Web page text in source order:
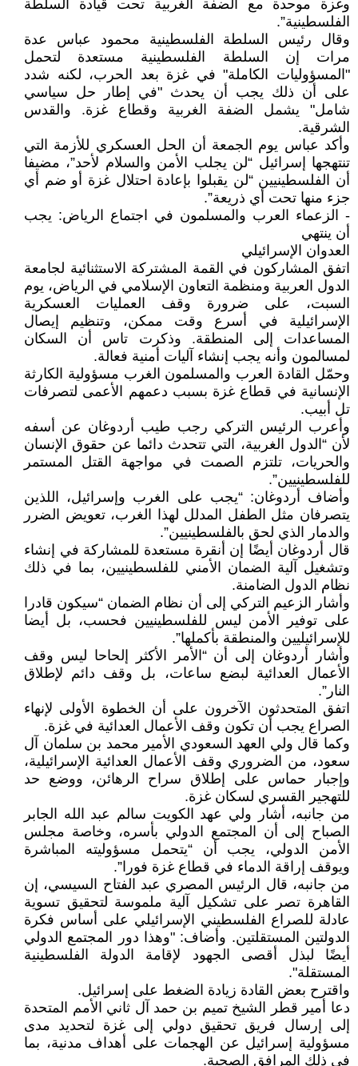
وغزة موحدة مع الضفة الغربية تحت قيادة السلطة
الفلسطينية”.
وقال رئيس السلطة الفلسطينية محمود عباس عدة
مرات إن السلطة الفلسطينية مستعدة لتحمل
"المسؤوليات الكاملة" في غزة بعد الحرب، لكنه شدد
على أن ذلك يجب أن يحدث "في إطار حل سياسي
شامل" يشمل الضفة الغربية وقطاع غزة. والقدس
الشرقية.
وأكد عباس يوم الجمعة أن الحل العسكري للأزمة التي
تنتهجها إسرائيل “لن يجلب الأمن والسلام لأحد”، مضيفا
أن الفلسطينيين “لن يقبلوا بإعادة احتلال غزة أو ضم أي
جزء منها تحت أي ذريعة”.
- الزعماء العرب والمسلمون في اجتماع الرياض: يجب
أن ينتهي
العدوان الإسرائيلي
اتفق المشاركون في القمة المشتركة الاستثنائية لجامعة
الدول العربية ومنظمة التعاون الإسلامي في الرياض، يوم
السبت، على ضرورة وقف العمليات العسكرية
الإسرائيلية في أسرع وقت ممكن، وتنظيم إيصال
المساعدات إلى المنطقة. وذكرت تاس أن السكان
لمسالمون وأنه يجب إنشاء آليات أمنية فعالة.
وحمّل القادة العرب والمسلمون الغرب مسؤولية الكارثة
الإنسانية في قطاع غزة بسبب دعمهم الأعمى لتصرفات
تل أبيب.
وأعرب الرئيس التركي رجب طيب أردوغان عن أسفه
لأن “الدول الغربية، التي تتحدث دائما عن حقوق الإنسان
والحريات، تلتزم الصمت في مواجهة القتل المستمر
للفلسطينيين”.
وأضاف أردوغان: “يجب على الغرب وإسرائيل، اللذين
يتصرفان مثل الطفل المدلل لهذا الغرب، تعويض الضرر
والدمار الذي لحق بالفلسطينيين”.
قال أردوغان أيضًا إن أنقرة مستعدة للمشاركة في إنشاء
وتشغيل آلية الضمان الأمني ​​للفلسطينيين، بما في ذلك
نظام الدول الضامنة.
وأشار الزعيم التركي إلى أن نظام الضمان “سيكون قادرا
على توفير الأمن ليس للفلسطينيين فحسب، بل أيضا
للإسرائيليين والمنطقة بأكملها”.
وأشار أردوغان إلى أن “الأمر الأكثر إلحاحا ليس وقف
الأعمال العدائية لبضع ساعات، بل وقف دائم لإطلاق
النار”.
اتفق المتحدثون الآخرون على أن الخطوة الأولى لإنهاء
الصراع يجب أن تكون وقف الأعمال العدائية في غزة.
وكما قال ولي العهد السعودي الأمير محمد بن سلمان آل
سعود، من الضروري وقف الأعمال العدائية الإسرائيلية،
وإجبار حماس على إطلاق سراح الرهائن، ووضع حد
للتهجير القسري لسكان غزة.
من جانبه، أشار ولي عهد الكويت سالم عبد الله الجابر
الصباح إلى أن المجتمع الدولي بأسره، وخاصة مجلس
الأمن الدولي، يجب أن “يتحمل مسؤوليته المباشرة
ويوقف إراقة الدماء في قطاع غزة فورا”.
من جانبه، قال الرئيس المصري عبد الفتاح السيسي، إن
القاهرة تصر على تشكيل آلية ملموسة لتحقيق تسوية
عادلة للصراع الفلسطيني الإسرائيلي على أساس فكرة
الدولتين المستقلتين. وأضاف: "وهذا دور المجتمع الدولي
أيضًا لبذل أقصى الجهود لإقامة الدولة الفلسطينية
المستقلة".
واقترح بعض القادة زيادة الضغط على إسرائيل.
دعا أمير قطر الشيخ تميم بن حمد آل ثاني الأمم المتحدة
إلى إرسال فريق تحقيق دولي إلى غزة لتحديد مدى
مسؤولية إسرائيل عن الهجمات على أهداف مدنية، بما
في ذلك المرافق الصحية.